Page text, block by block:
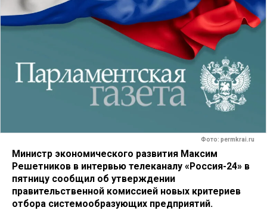
Фото: permkrai.ru
Министр экономического развития Максим
Решетников в интервью телеканалу «Россия-24» ​​​​​​в
пятницу сообщил об утверждении
правительственной комиссией новых критериев
отбора системообразующих предприятий.